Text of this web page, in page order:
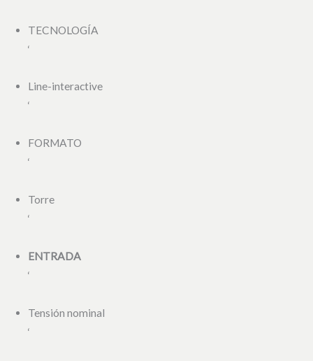
TECNOLOGÍA
‘
Line-interactive
‘
FORMATO
‘
Torre
‘
ENTRADA
‘
Tensión nominal
‘